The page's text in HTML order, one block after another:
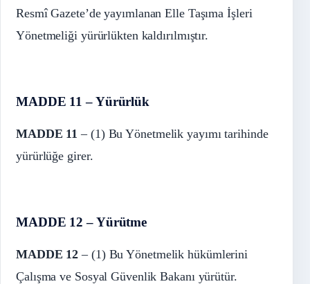
Resmî Gazete’de yayımlanan Elle Taşıma İşleri
Yönetmeliği yürürlükten kaldırılmıştır.
MADDE 11 – Yürürlük
MADDE 11 – (1) Bu Yönetmelik yayımı tarihinde
yürürlüğe girer.
MADDE 12 – Yürütme
MADDE 12 – (1) Bu Yönetmelik hükümlerini
Çalışma ve Sosyal Güvenlik Bakanı yürütür.